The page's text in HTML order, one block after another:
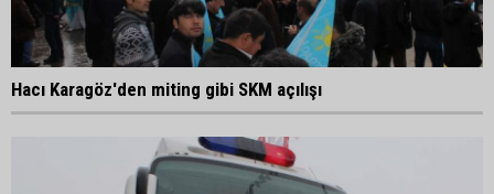
Hacı Karagöz'den miting gibi SKM açılışı